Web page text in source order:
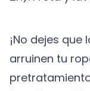
¡No dejes
arruinen tu